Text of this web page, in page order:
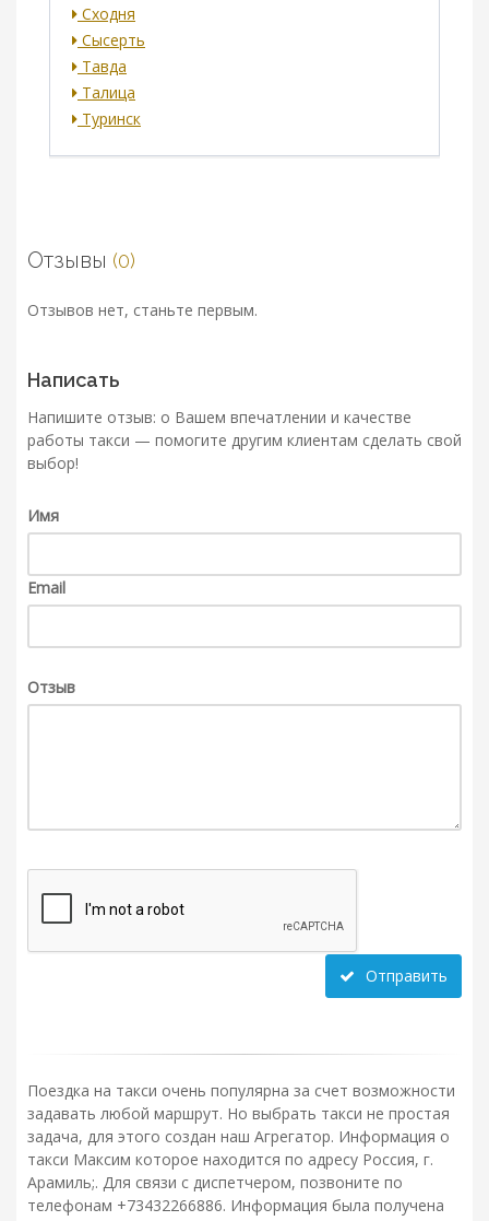
Сходня
Сысерть
Тавда
Талица
Туринск
Отзывы (0)
Отзывов нет, станьте первым.
Написать
Напишите отзыв: о Вашем впечатлении и качестве
работы такси — помогите другим клиентам сделать свой
выбор!
Имя
Email
Отзыв
Отправить
Поездка на такси очень популярна за счет возможности
задавать любой маршрут. Но выбрать такси не простая
задача, для этого создан наш Агрегатор. Информация о
такси Максим которое находится по адресу Россия, г.
Арамиль;. Для связи с диспетчером, позвоните по
телефонам +73432266886. Информация была получена